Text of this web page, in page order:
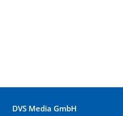
DVS Media GmbH